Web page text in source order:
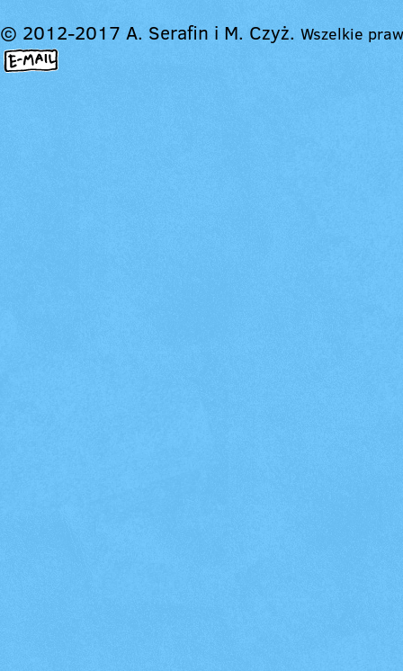
© 2012-2017 A. Serafin i M. Czyż. Wszelkie